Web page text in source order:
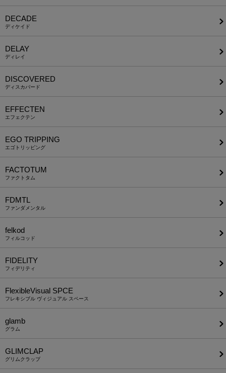
DECADE
ディケイド
DELAY
ディレイ
DISCOVERED
ディスカバード
EFFECTEN
エフェクテン
EGO TRIPPING
エゴトリッピング
FACTOTUM
ファクトタム
FDMTL
ファンダメンタル
felkod
フィルコッド
FIDELITY
フィデリティ
FlexibleVisual SPCE
フレキシブル ヴィジュアル スペース
glamb
グラム
GLIMCLAP
グリムクラップ